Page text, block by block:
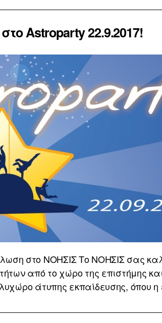
Astroparty 22.9.2017!
στο ΝΟΗΣΙΣ Το ΝΟΗΣΙΣ σας
από το χώρο της επιστήμης
άτυπης εκπαίδευσης, όπου